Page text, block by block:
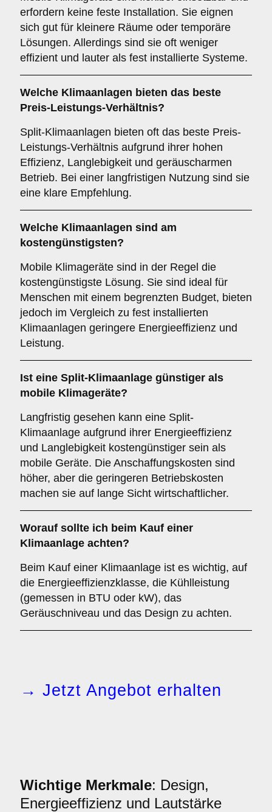
erfordern keine feste Installation. Sie eignen
sich gut für kleinere Räume oder temporäre
Lösungen. Allerdings sind sie oft weniger
effizient und lauter als fest installierte Systeme.
Welche Klimaanlagen bieten das beste
Preis-Leistungs-Verhältnis?
Split-Klimaanlagen bieten oft das beste Preis-
Leistungs-Verhältnis aufgrund ihrer hohen
Effizienz, Langlebigkeit und geräuscharmen
Betrieb. Bei einer langfristigen Nutzung sind sie
eine klare Empfehlung.
Welche Klimaanlagen sind am
kostengünstigsten?
Mobile Klimageräte sind in der Regel die
kostengünstigste Lösung. Sie sind ideal für
Menschen mit einem begrenzten Budget, bieten
jedoch im Vergleich zu fest installierten
Klimaanlagen geringere Energieeffizienz und
Leistung.
Ist eine Split-Klimaanlage günstiger als
mobile Klimageräte?
Langfristig gesehen kann eine Split-
Klimaanlage aufgrund ihrer Energieeffizienz
und Langlebigkeit kostengünstiger sein als
mobile Geräte. Die Anschaffungskosten sind
höher, aber die geringeren Betriebskosten
machen sie auf lange Sicht wirtschaftlicher.
Worauf sollte ich beim Kauf einer
Klimaanlage achten?
Beim Kauf einer Klimaanlage ist es wichtig, auf
die Energieeffizienzklasse, die Kühlleistung
(gemessen in BTU oder kW), das
Geräuschniveau und das Design zu achten.
→ Jetzt Angebot erhalten
Wichtige Merkmale: Design,
Energieeffizienz und Lautstärke